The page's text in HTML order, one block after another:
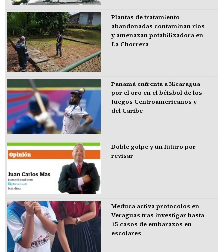
Plantas de tratamiento
abandonadas contaminan ríos
y amenazan potabilizadora en
La Chorrera
Panamá enfrenta a Nicaragua
por el oro en el béisbol de los
Juegos Centroamericanos y
del Caribe
Doble golpe y un futuro por
revisar
Meduca activa protocolos en
Veraguas tras investigar hasta
15 casos de embarazos en
escolares